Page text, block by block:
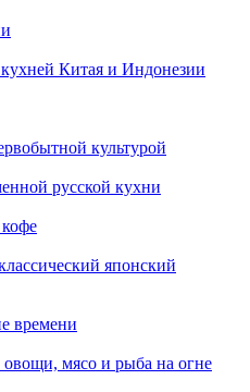
Китая и Индонезии
культурой
русской кухни
японский
времени
овощи, мясо и рыба на огне